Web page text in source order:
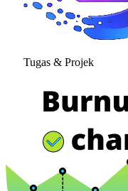
Tugas & Projek